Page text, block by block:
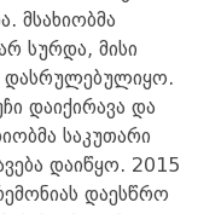
მსახიობმა
სურდა, მისი
დასრულებულიყო.
დაიქირავა და
საკუთარი
დაიწყო. 2015
დაესწრო